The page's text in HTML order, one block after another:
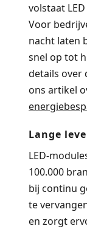
volstaat
Voor
nacht laten
snel op tot
details over
ons artikel
Lange
LED-
100.000
bij continu
te
en zorgt